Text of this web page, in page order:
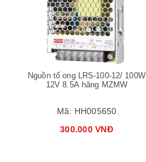
Nguồn tổ ong LRS-100-12/ 100W
12V 8.5A hãng MZMW
Mã: HH005650
300.000 VNĐ
Mua hàng